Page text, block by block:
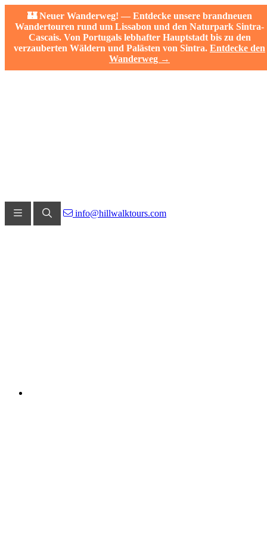
🏰 Neuer Wanderweg! — Entdecke unsere brandneuen
Wandertouren rund um Lissabon und den Naturpark Sintra-
Cascais. Von Portugals lebhafter Hauptstadt bis zu den
verzauberten Wäldern und Palästen von Sintra. Entdecke den
Wanderweg →
info@hillwalktours.com